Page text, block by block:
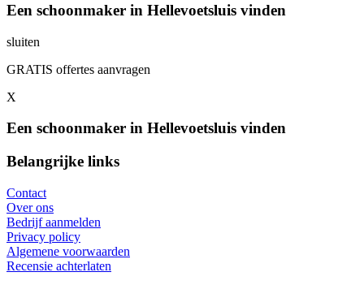
Een schoonmaker in Hellevoetsluis vinden
sluiten
GRATIS offertes aanvragen
X
Een schoonmaker in Hellevoetsluis vinden
Belangrijke links
Contact
Over ons
Bedrijf aanmelden
Privacy policy
Algemene voorwaarden
Recensie achterlaten